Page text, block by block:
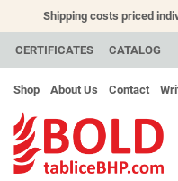
Shipping costs priced
CERTIFICATES CATALOG
Shop About Us Contact